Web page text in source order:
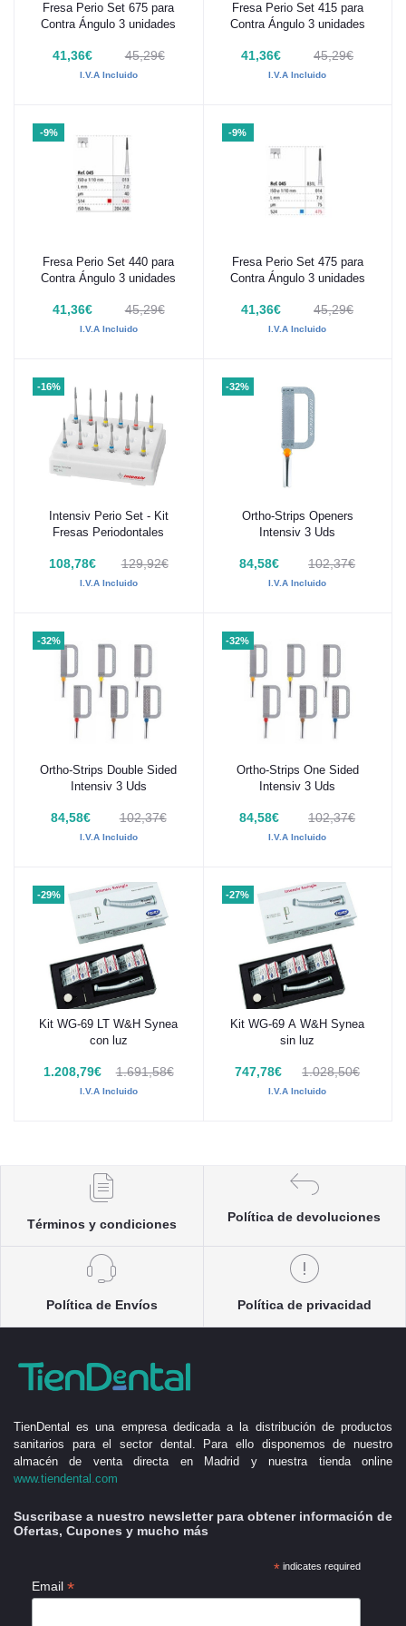
Añadir al carrito
Fresa Perio Set 675 para
Contra Ángulo 3 unidades
41,36€ 45,29€
I.V.A Incluido
Añadir al carrito
Fresa Perio Set 415 para
Contra Ángulo 3 unidades
41,36€ 45,29€
I.V.A Incluido
-9%
Añadir al carrito
Fresa Perio Set 440 para
Contra Ángulo 3 unidades
41,36€ 45,29€
I.V.A Incluido
-9%
Añadir al carrito
Fresa Perio Set 475 para
Contra Ángulo 3 unidades
41,36€ 45,29€
I.V.A Incluido
-16%
Añadir al carrito
Intensiv Perio Set - Kit
Fresas Periodontales
108,78€ 129,92€
I.V.A Incluido
-32%
Añadir al carrito
Ortho-Strips Openers
Intensiv 3 Uds
84,58€ 102,37€
I.V.A Incluido
-32%
Añadir al carrito
Ortho-Strips Double Sided
Intensiv 3 Uds
84,58€ 102,37€
I.V.A Incluido
-32%
Añadir al carrito
Ortho-Strips One Sided
Intensiv 3 Uds
84,58€ 102,37€
I.V.A Incluido
-29%
Añadir al carrito
Kit WG-69 LT W&H Synea
con luz
1.208,79€ 1.691,58€
I.V.A Incluido
-27%
Añadir al carrito
Kit WG-69 A W&H Synea
sin luz
747,78€ 1.028,50€
I.V.A Incluido
Términos y condiciones
Política de devoluciones
Política de Envíos Política de privacidad
TienDental es una empresa dedicada a la distribución de productos
sanitarios para el sector dental. Para ello disponemos de nuestro
almacén de venta directa en Madrid y nuestra tienda online
www.tiendental.com
Suscribase a nuestro newsletter para obtener información de
Ofertas, Cupones y mucho más
*indicates required
Email *